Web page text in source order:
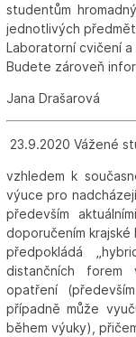
studentům
jednotlivých
Laboratorní cvičení a
Budete zároveň
Jana Drašarová
23.9.2020 Vážené
vzhledem k
výuce pro
především
doporučením
předpokládá
distančních forem
opatření
případně může
během výuky),